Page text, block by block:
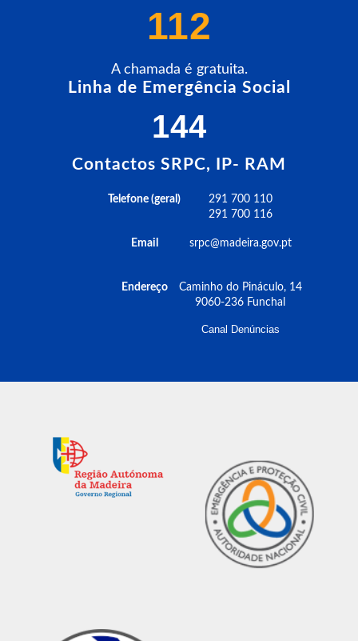
112
A chamada é gratuita.
Linha de Emergência Social
144
Contactos SRPC, IP- RAM
Telefone (geral)
Email
Endereço
291 700 110
291 700 116
srpc@madeira.gov.pt
Caminho do Pináculo, 14
9060-236 Funchal
Canal Denúncias